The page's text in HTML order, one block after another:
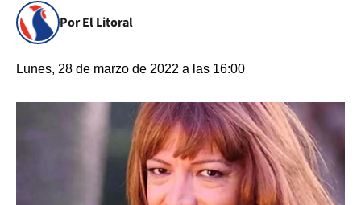
Por El Litoral
Lunes, 28 de marzo de 2022 a las 16:00